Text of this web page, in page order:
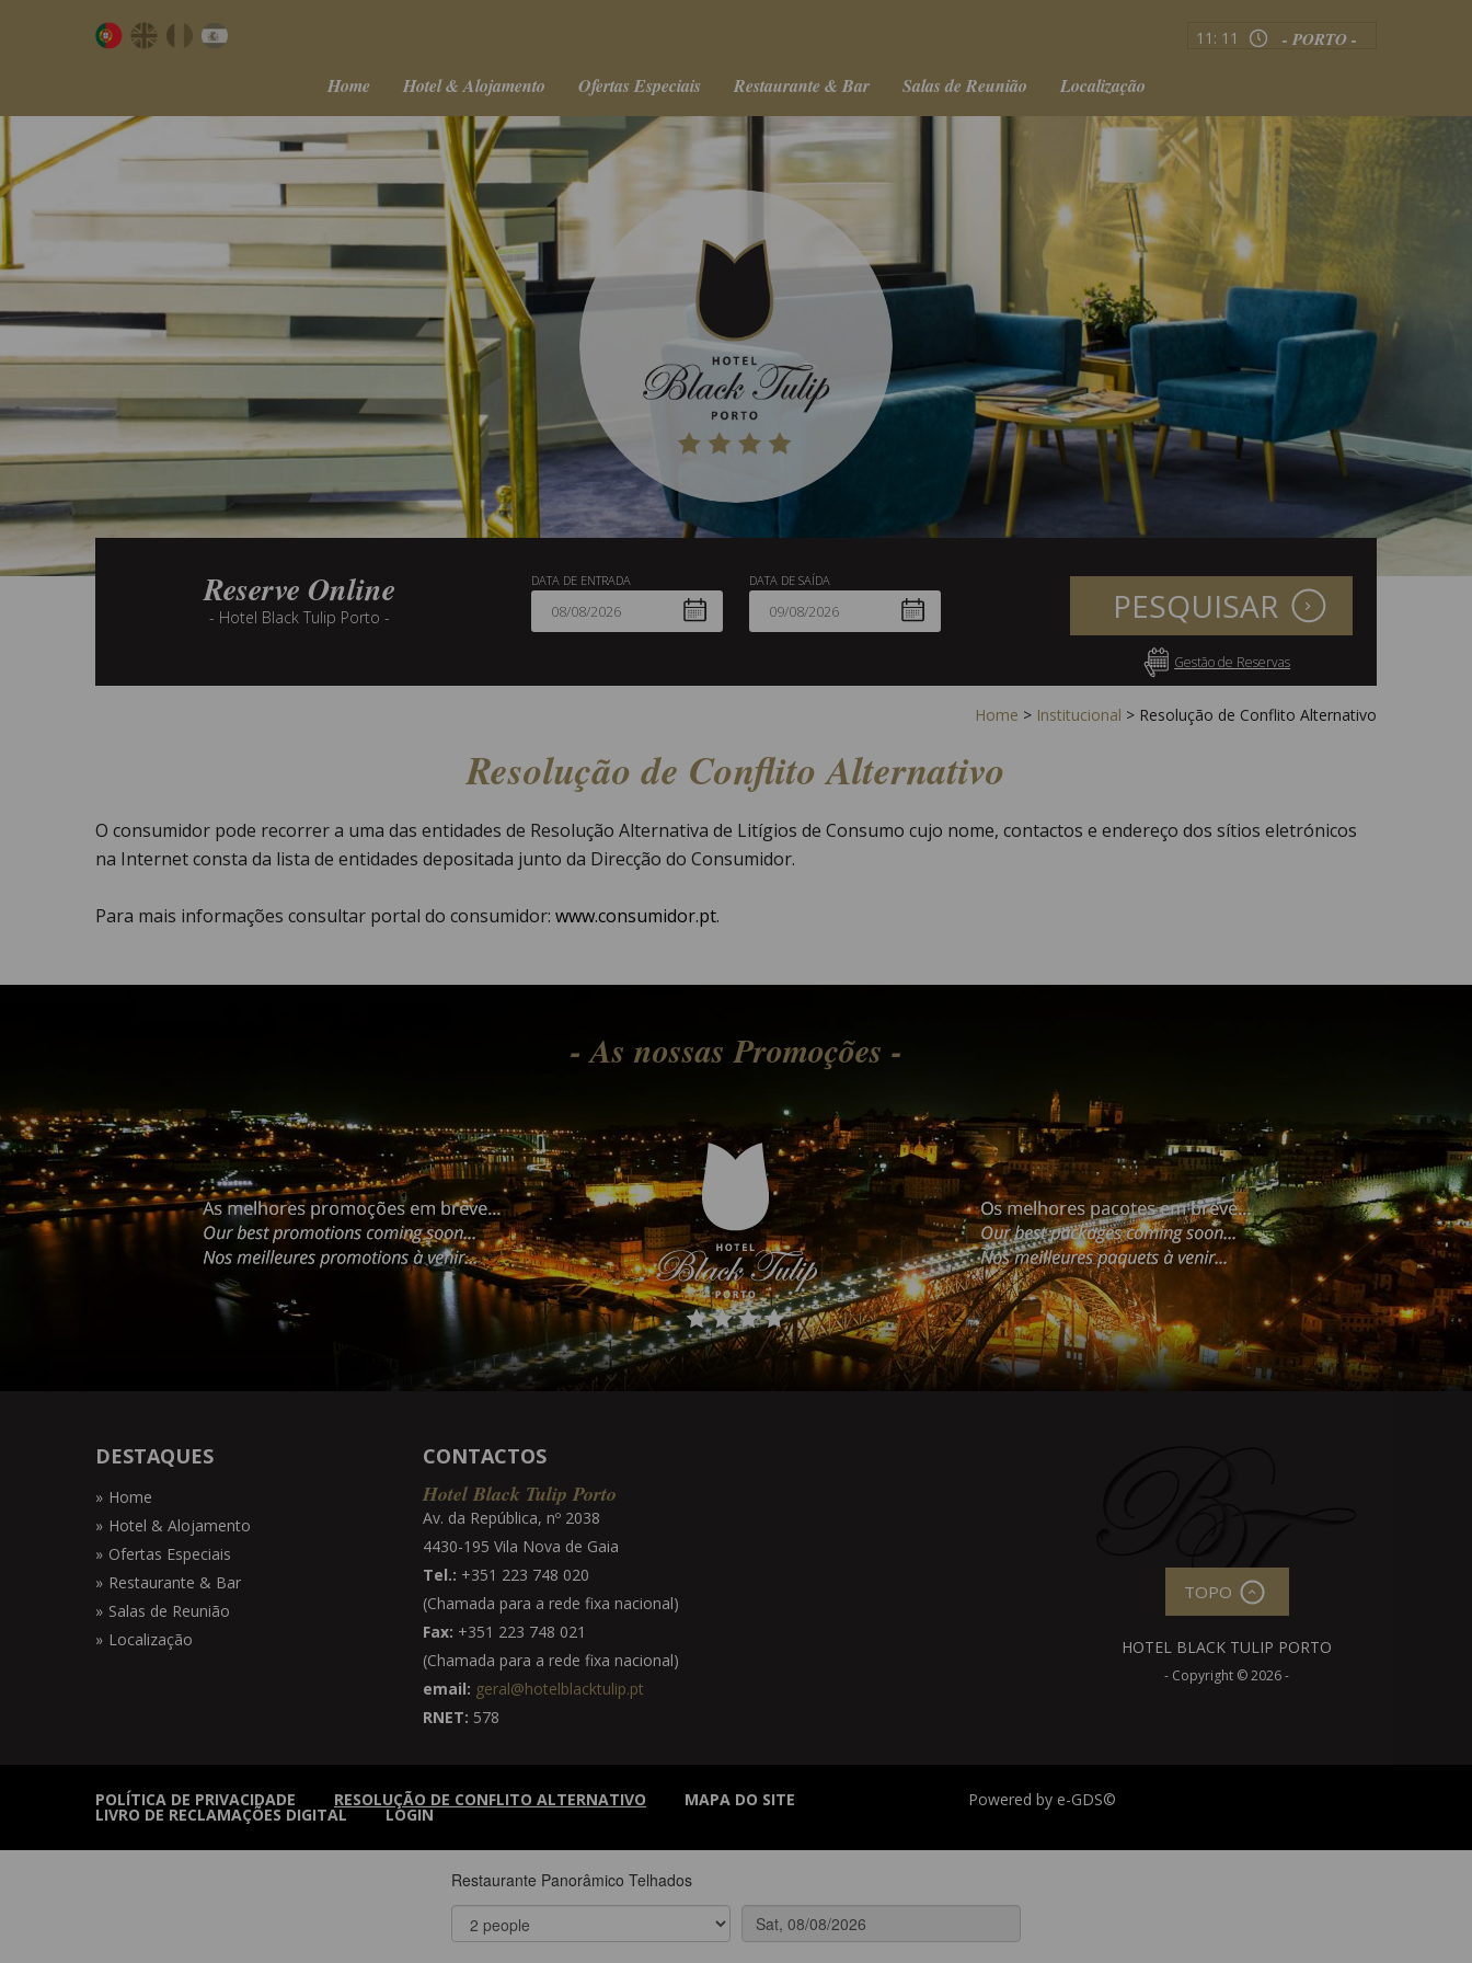
11: 11 - PORTO -
Home Hotel & Alojamento Ofertas Especiais Restaurante & Bar Salas de Reunião Localização
Reserve Online
- Hotel Black Tulip Porto -
DATA DE ENTRADA DATA DE SAÍDA
PESQUISAR
Gestão de Reservas
Home > Institucional > Resolução de Conflito Alternativo
Resolução de Conflito Alternativo
O consumidor pode recorrer a uma das entidades de Resolução Alternativa de Litígios de Consumo cujo nome, contactos e endereço dos sítios eletrónicos
na Internet consta da lista de entidades depositada junto da Direcção do Consumidor.
Para mais informações consultar portal do consumidor: www.consumidor.pt.
- As nossas Promoções -
DESTAQUES
Home
Hotel & Alojamento
Ofertas Especiais
Restaurante & Bar
Salas de Reunião
Localização
CONTACTOS
Hotel Black Tulip Porto
Av. da República, nº 2038
4430-195 Vila Nova de Gaia
Tel.: +351 223 748 020
(Chamada para a rede fixa nacional)
Fax: +351 223 748 021
(Chamada para a rede fixa nacional)
email: geral@hotelblacktulip.pt
RNET: 578
TOPO
HOTEL BLACK TULIP PORTO
- Copyright © 2026 -
POLÍTICA DE PRIVACIDADE RESOLUÇÃO DE CONFLITO ALTERNATIVO MAPA DO SITE
LIVRO DE RECLAMAÇÕES DIGITAL LOGIN
Powered by e-GDS©